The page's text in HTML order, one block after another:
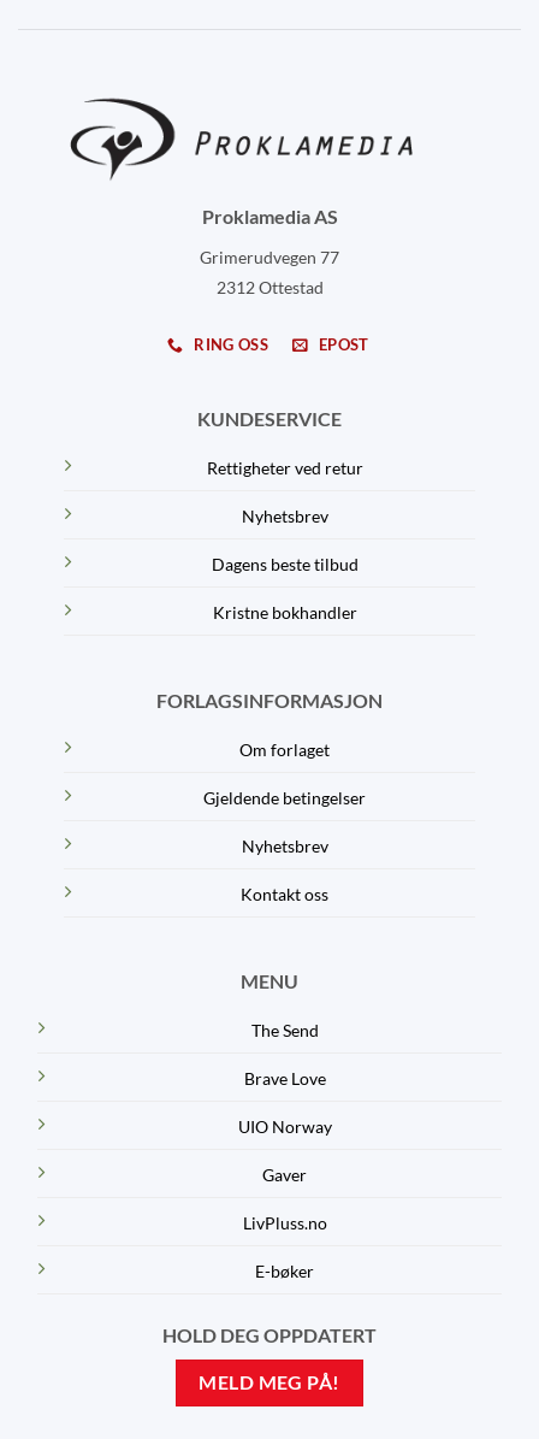
Proklamedia AS
Grimerudvegen 77
2312 Ottestad
RING OSS EPOST
KUNDESERVICE
Rettigheter ved retur
Nyhetsbrev
Dagens beste tilbud
Kristne bokhandler
FORLAGSINFORMASJON
Om forlaget
Gjeldende betingelser
Nyhetsbrev
Kontakt oss
MENU
The Send
Brave Love
UIO Norway
Gaver
LivPluss.no
E-bøker
HOLD DEG OPPDATERT
MELD MEG PÅ!